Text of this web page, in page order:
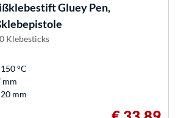
Gluey Pen,
Klebesticks
°C
mm